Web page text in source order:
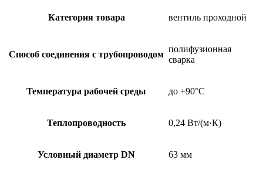
Категория товара вентиль проходной
Способ соединения с трубопроводом
полифузионная
сварка
Температура рабочей среды до +90°C
Теплопроводность 0,24 Вт/(м·К)
Условный диаметр DN 63 мм